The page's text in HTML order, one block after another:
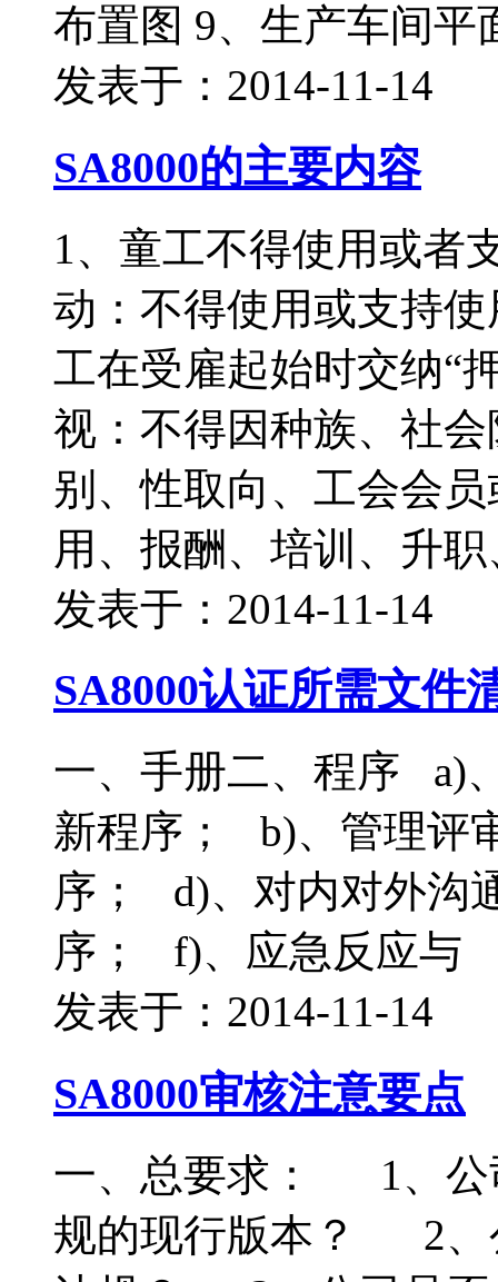
布置图 9、生产车间平
发表于：2014-11-14
SA8000的主要内容
1、童工不得使用或者
动：不得使用或支持
工在受雇起始时交纳“
视：不得因种族、社
别、性取向、工会会
用、报酬、培训、升职
发表于：2014-11-14
SA8000认证所需文件
一、手册二、程序 a)
新程序； b)、管理评
序； d)、对内对外沟
序； f)、应急反应与
发表于：2014-11-14
SA8000审核注意要点
一、总要求： 1、公
规的现行版本？ 2、